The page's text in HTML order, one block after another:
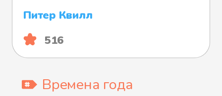
Питер Квилл
516
Времена года